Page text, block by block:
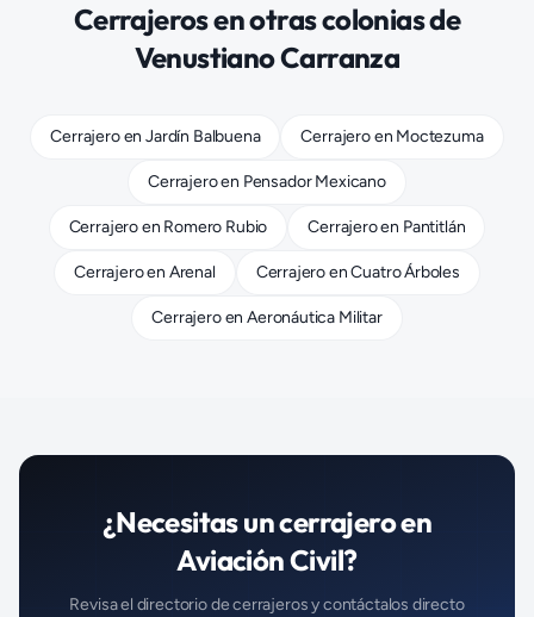
Cerrajerosen otras colonias de
Venustiano Carranza
CerrajeroenJardín Balbuena Cerrajeroen Moctezuma
Cerrajeroen Pensador Mexicano
Cerrajeroen Romero Rubio Cerrajeroen Pantitlán
Cerrajeroen Arenal CerrajeroenCuatro Árboles
CerrajeroenAeronáutica Militar
¿Necesitas uncerrajeroen
Aviación Civil?
Revisa el directorio decerrajerosy contáctalos directo